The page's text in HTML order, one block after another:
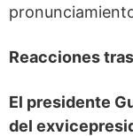
Reacciones
El presidente
del